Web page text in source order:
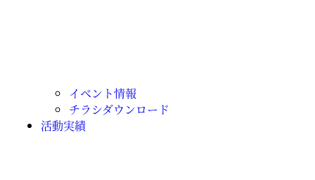
イベント情報
チラシダウンロード
活動実績